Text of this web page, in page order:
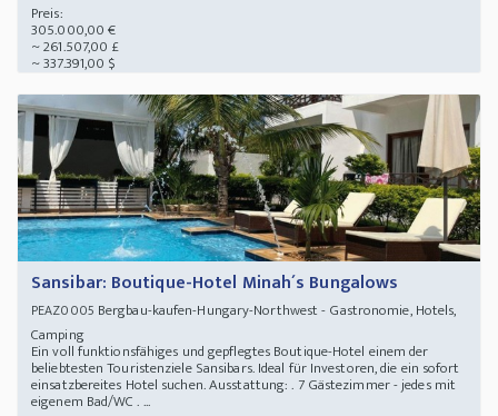
Preis:
305.000,00 €
~ 261.507,00 £
~ 337.391,00 $
Sansibar: Boutique-Hotel Minah´s Bungalows
PEAZ0005 Bergbau-kaufen-Hungary-Northwest - Gastronomie, Hotels,
Camping
Ein voll funktionsfähiges und gepflegtes Boutique-Hotel einem der
beliebtesten Touristenziele Sansibars. Ideal für Investoren, die ein sofort
einsatzbereites Hotel suchen. Ausstattung: . 7 Gästezimmer - jedes mit
eigenem Bad/WC . ...